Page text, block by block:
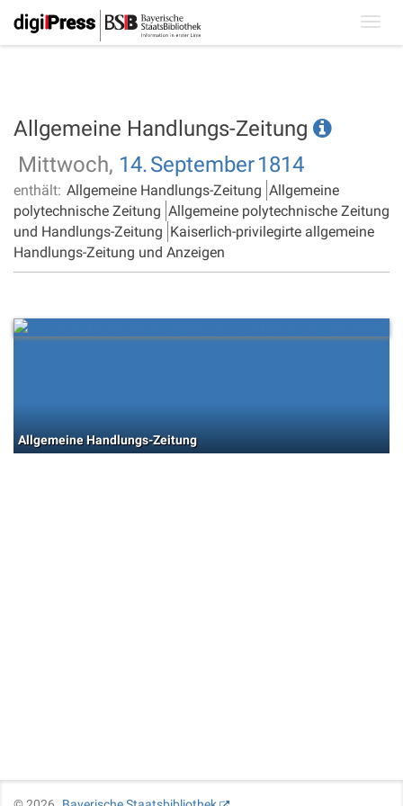
Allgemeine Handlungs-Zeitung
Mittwoch, 14.September1814
enthält: Allgemeine Handlungs-Zeitung Allgemeine
polytechnische Zeitung Allgemeine polytechnische Zeitung
und Handlungs-Zeitung Kaiserlich-privilegirte allgemeine
Handlungs-Zeitung und Anzeigen
Allgemeine Handlungs-Zeitung